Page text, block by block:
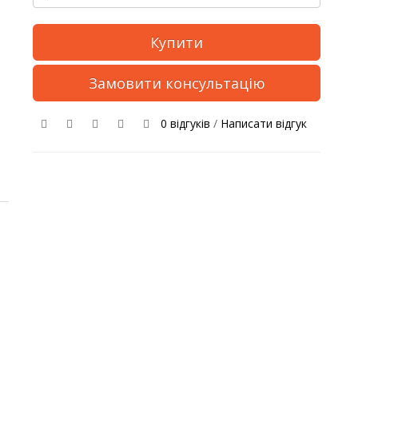
Купити
Замовити консультацію
0 відгуків / Написати відгук